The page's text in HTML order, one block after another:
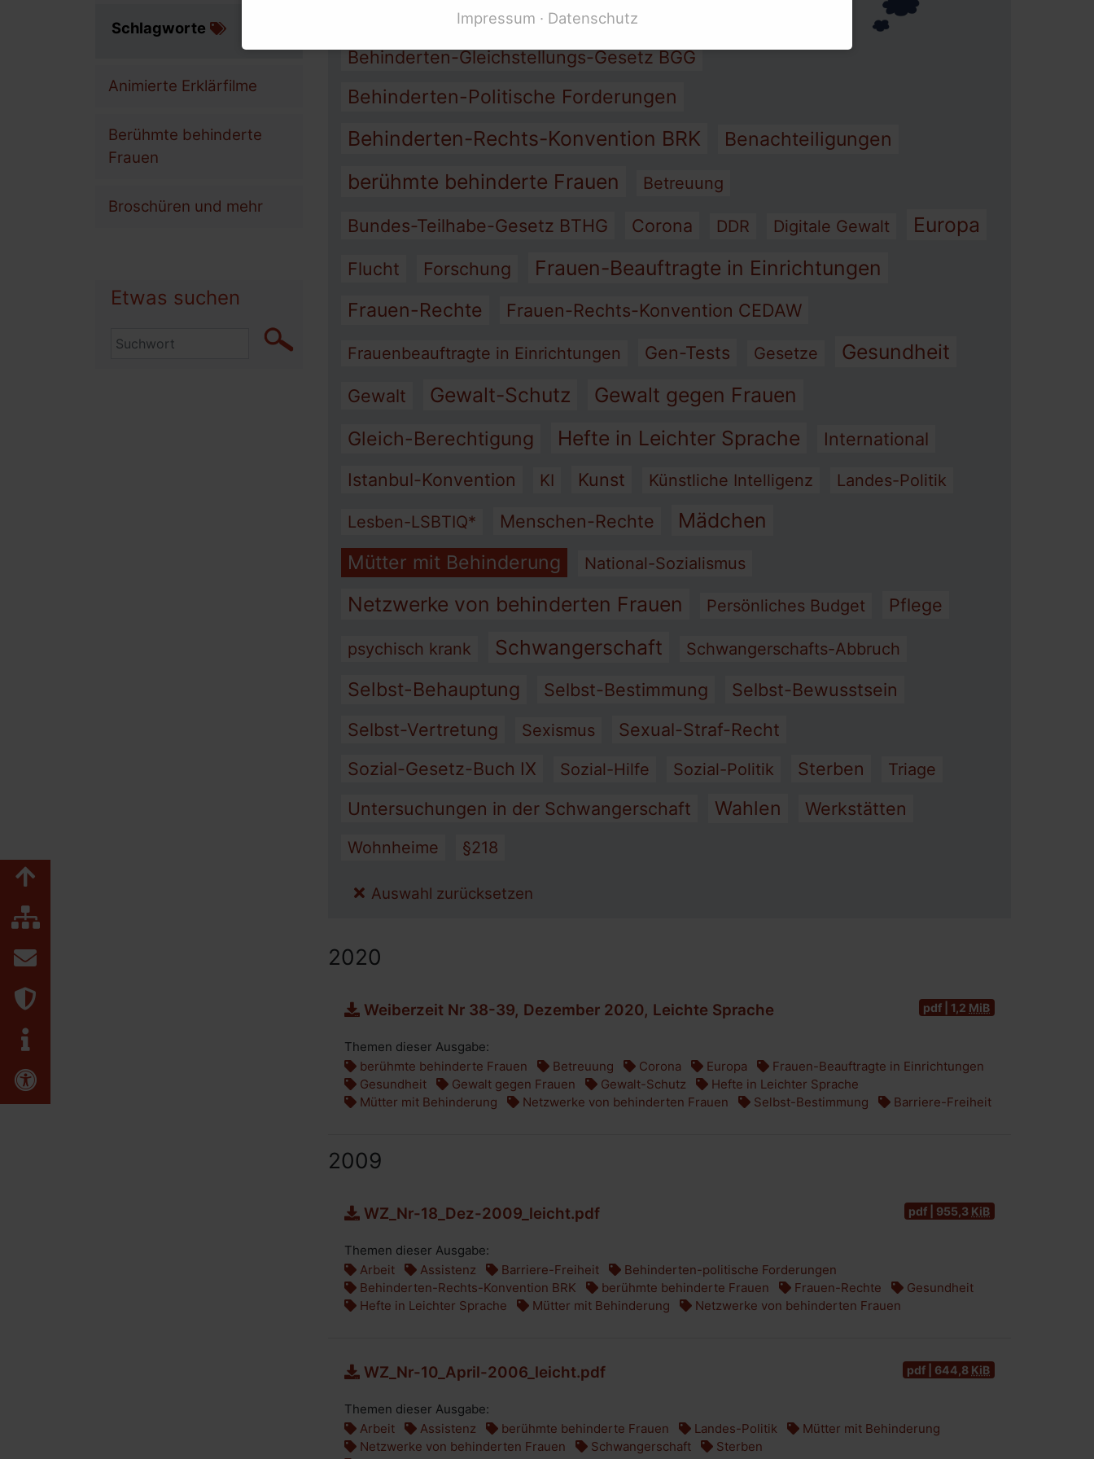
Armut Assistenz Barriere-Freiheit
Behinderten-Gleichstellungs-Gesetz BGG
Behinderten-Politische Forderungen
Behinderten-Rechts-Konvention BRK Benachteiligungen
berühmte behinderte Frauen Betreuung
Bundes-Teilhabe-Gesetz BTHG Corona DDR Digitale Gewalt Europa
Flucht Forschung Frauen-Beauftragte in Einrichtungen
Frauen-Rechte Frauen-Rechts-Konvention CEDAW
Frauenbeauftragte in Einrichtungen Gen-Tests Gesetze Gesundheit
Gewalt Gewalt-Schutz Gewalt gegen Frauen
Gleich-Berechtigung Hefte in Leichter Sprache
International
Istanbul-Konvention
KI Kunst Künstliche Intelligenz Landes-Politik
Lesben-LSBTIQ* Menschen-Rechte Mädchen
Mütter mit Behinderung National-Sozialismus
Netzwerke von behinderten Frauen Persönliches Budget Pflege
psychisch krank Schwangerschaft Schwangerschafts-Abbruch
Selbst-Behauptung Selbst-Bestimmung
Selbst-Bewusstsein
Selbst-Vertretung
Sexismus
Sexual-Straf-Recht
Sozial-Gesetz-Buch IX
Sozial-Hilfe Sozial-Politik Sterben Triage
Untersuchungen in der Schwangerschaft Wahlen Werkstätten
Wohnheime §218
Auswahl zurücksetzen
2020
Weiberzeit Nr 38-39, Dezember 2020, Leichte Sprache pdf | 1,2 MiB
Themen dieser Ausgabe:
berühmte behinderte Frauen
Betreuung Corona Europa
Frauen-Beauftragte in Einrichtungen
Gesundheit
Gewalt gegen Frauen Gewalt-Schutz
Hefte in Leichter Sprache
Mütter mit Behinderung
Netzwerke von behinderten Frauen Selbst-Bestimmung Barriere-Freiheit
2009
WZ_Nr-18_Dez-2009_leicht.pdf pdf | 955,3 KiB
Themen dieser Ausgabe:
Arbeit
Assistenz Barriere-Freiheit
Behinderten-politische Forderungen
Behinderten-Rechts-Konvention BRK
berühmte behinderte Frauen Frauen-Rechte
Gesundheit
Hefte in Leichter Sprache
Mütter mit Behinderung Netzwerke von behinderten Frauen
WZ_Nr-10_April-2006_leicht.pdf pdf | 644,8 KiB
Themen dieser Ausgabe:
Arbeit
Assistenz berühmte behinderte Frauen Landes-Politik
Mütter mit Behinderung
Netzwerke von behinderten Frauen
Schwangerschaft
Sterben
Schlagworte
Animierte Erklärfilme
Berühmte behinderte
Frauen
Broschüren und mehr
Etwas suchen
Zum Seitenanfang
Inhaltsübersicht
Kontakt
Erklärung zur Barrierefreiheit
Impressum
Datenschutz